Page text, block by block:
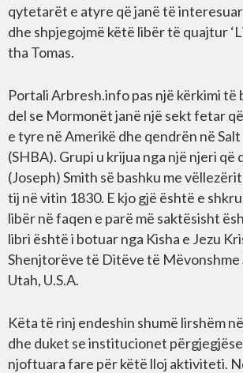
qytetarët e atyre që janë të
dhe shpjegojmë këtë libër të quajtur
tha Tomas.
Portali Arbresh.info pas një kërkimi
del se Mormonët janë një sekt fetar
e tyre në Amerikë dhe qendrën në
(SHBA). Grupi u krijua nga një njeri që
(Joseph) Smith së bashku me
tij në vitin 1830. E kjo gjë është e
libër në faqen e parë më saktësisht
libri është i botuar nga Kisha e Jezu
Shenjtorëve të Ditëve të Mëvonshme
Utah, U.S.A.
Këta të rinj endeshin shumë lirshëm
dhe duket se institucionet
njoftuara fare për këtë lloj aktiviteti.